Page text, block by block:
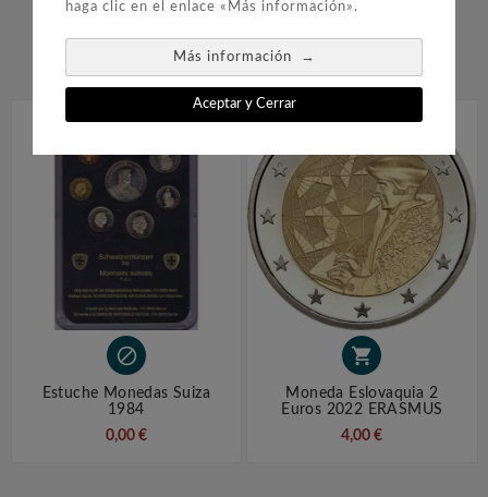
haga clic en el enlace «Más información».
Más información →
Aceptar y Cerrar
 

Estuche Monedas Suiza
1984
0,00 €

Moneda Eslovaquia 2
Euros 2022 ERASMUS
4,00 €